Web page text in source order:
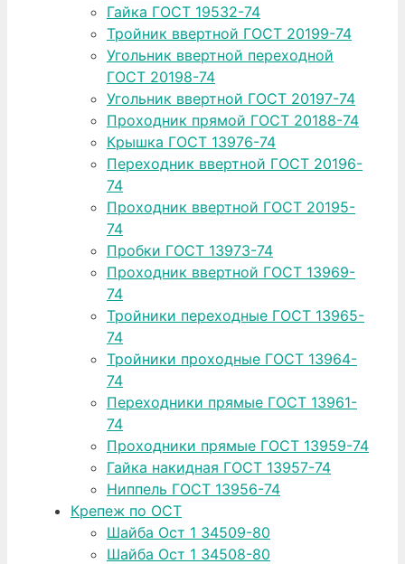
Гайка ГОСТ 19532-74
Тройник ввертной ГОСТ 20199-74
Угольник ввертной переходной
ГОСТ 20198-74
Угольник ввертной ГОСТ 20197-74
Проходник прямой ГОСТ 20188-74
Крышка ГОСТ 13976-74
Переходник ввертной ГОСТ 20196-
74
Проходник ввертной ГОСТ 20195-
74
Пробки ГОСТ 13973-74
Проходник ввертной ГОСТ 13969-
74
Тройники переходные ГОСТ 13965-
74
Тройники проходные ГОСТ 13964-
74
Переходники прямые ГОСТ 13961-
74
Проходники прямые ГОСТ 13959-74
Гайка накидная ГОСТ 13957-74
Ниппель ГОСТ 13956-74
Крепеж по ОСТ
Шайба Ост 1 34509-80
Шайба Ост 1 34508-80